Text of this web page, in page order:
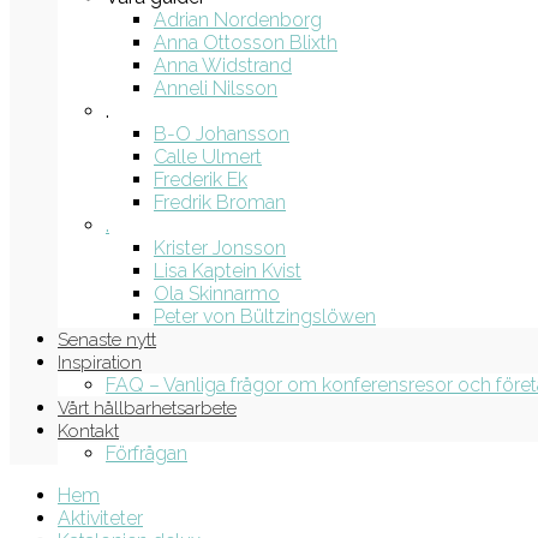
Adrian Nordenborg
Anna Ottosson Blixth
Anna Widstrand
Anneli Nilsson
.
B-O Johansson
Calle Ulmert
Frederik Ek
Fredrik Broman
.
Krister Jonsson
Lisa Kaptein Kvist
Ola Skinnarmo
Peter von Bültzingslöwen
Senaste nytt
Inspiration
FAQ – Vanliga frågor om konferensresor och
Vårt hållbarhetsarbete
Kontakt
Förfrågan
Hem
Aktiviteter